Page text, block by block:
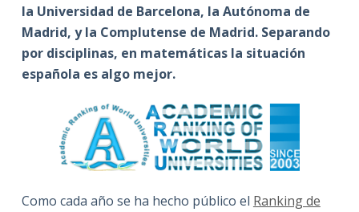
la Universidad de Barcelona, la Autónoma de
Madrid, y la Complutense de Madrid. Separando
por disciplinas, en matemáticas la situación
española es algo mejor.
Como cada año se ha hecho público el Ranking de